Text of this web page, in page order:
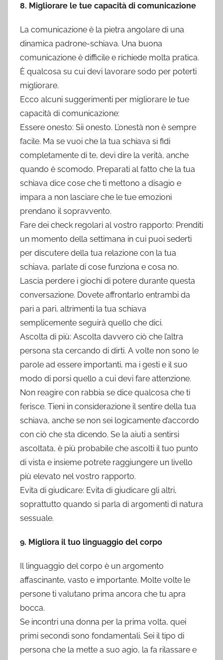
8. Migliorare le tue capacità di comunicazione
La comunicazione è la pietra angolare di una
dinamica padrone-schiava. Una buona
comunicazione è difficile e richiede molta pratica.
È qualcosa su cui devi lavorare sodo per poterti
migliorare.
Ecco alcuni suggerimenti per migliorare le tue
capacità di comunicazione:
Essere onesto: Sii onesto. L’onestà non è sempre
facile. Ma se vuoi che la tua schiava si fidi
completamente di te, devi dire la verità, anche
quando è scomodo. Preparati al fatto che la tua
schiava dice cose che ti mettono a disagio e
impara a non lasciare che le tue emozioni
prendano il sopravvento.
Fare dei check regolari al vostro rapporto: Prenditi
un momento della settimana in cui puoi sederti
per discutere della tua relazione con la tua
schiava, parlate di cose funziona e cosa no.
Lascia perdere i giochi di potere durante questa
conversazione. Dovete affrontarlo entrambi da
pari a pari, altrimenti la tua schiava
semplicemente seguirà quello che dici.
Ascolta di più: Ascolta davvero ciò che l’altra
persona sta cercando di dirti. A volte non sono le
parole ad essere importanti, ma i gesti e il suo
modo di porsi quello a cui devi fare attenzione.
Non reagire con rabbia se dice qualcosa che ti
ferisce. Tieni in considerazione il sentire della tua
schiava, anche se non sei logicamente d’accordo
con ciò che sta dicendo. Se la aiuti a sentirsi
ascoltata, è più probabile che ascolti il tuo punto
di vista e insieme potrete raggiungere un livello
più elevato nel vostro rapporto.
Evita di giudicare: Evita di giudicare gli altri,
soprattutto quando si parla di argomenti di natura
sessuale.
9. Migliora il tuo linguaggio del corpo
Il linguaggio del corpo è un argomento
affascinante, vasto e importante. Molte volte le
persone ti valutano prima ancora che tu apra
bocca.
Se incontri una donna per la prima volta, quei
primi secondi sono fondamentali. Sei il tipo di
persona che la mette a suo agio, la fa rilassare e